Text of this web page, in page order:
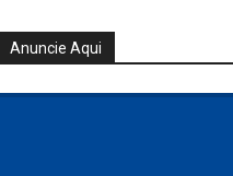
Anuncie Aqui